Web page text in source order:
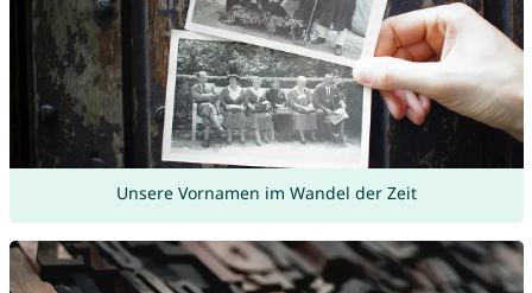
Unsere Vornamen im Wandel der Zeit